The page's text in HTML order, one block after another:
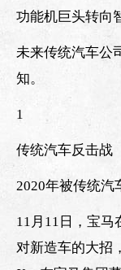
功能机巨头转向
未来传统汽车公
知。
1
传统汽车反击战
2020年被传统汽
11月11日，宝马
对新造车的大招